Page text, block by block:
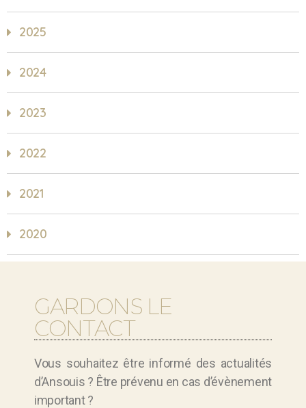
2025
2024
2023
2022
2021
2020
GARDONS LE
CONTACT
Vous souhaitez être informé des actualités
d’Ansouis ? Être prévenu en cas d’évènement
important ?